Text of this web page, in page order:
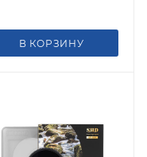
В КОРЗИНУ